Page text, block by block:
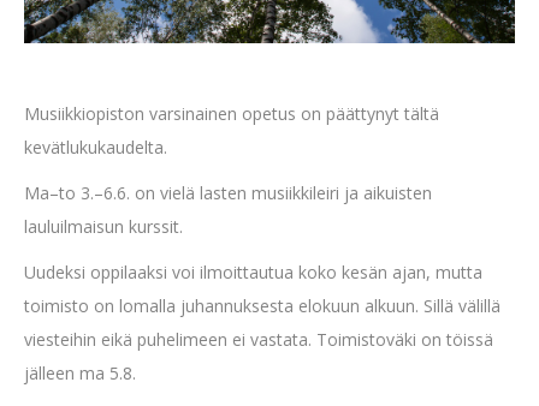
Musiikkiopiston varsinainen opetus on päättynyt tältä
kevätlukukaudelta.
Ma–to 3.–6.6. on vielä lasten musiikkileiri ja aikuisten
lauluilmaisun kurssit.
Uudeksi oppilaaksi voi ilmoittautua koko kesän ajan, mutta
toimisto on lomalla juhannuksesta elokuun alkuun. Sillä välillä
viesteihin eikä puhelimeen ei vastata. Toimistoväki on töissä
jälleen ma 5.8.